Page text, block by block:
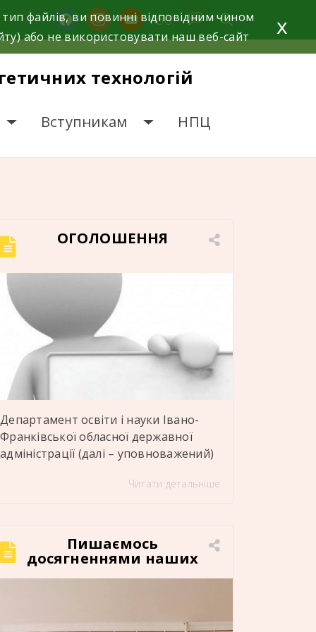
facebookinstagramyoutube
технологій
Вступникам НПЦ
ОГОЛОШЕННЯ
Департамент освіти і науки Івано-
Франківської обласної державної
адміністрації (далі – уповноважений)
складу наглядової ради ДПТНЗ
Отинія, Коломийський район, Івано-
Франківська область Детальніше тут:
Читати детальніше
Пишаємось
досягненнями наших
файлів, ви повинні відповідним чином
або не використовувати наш веб-сайт
x